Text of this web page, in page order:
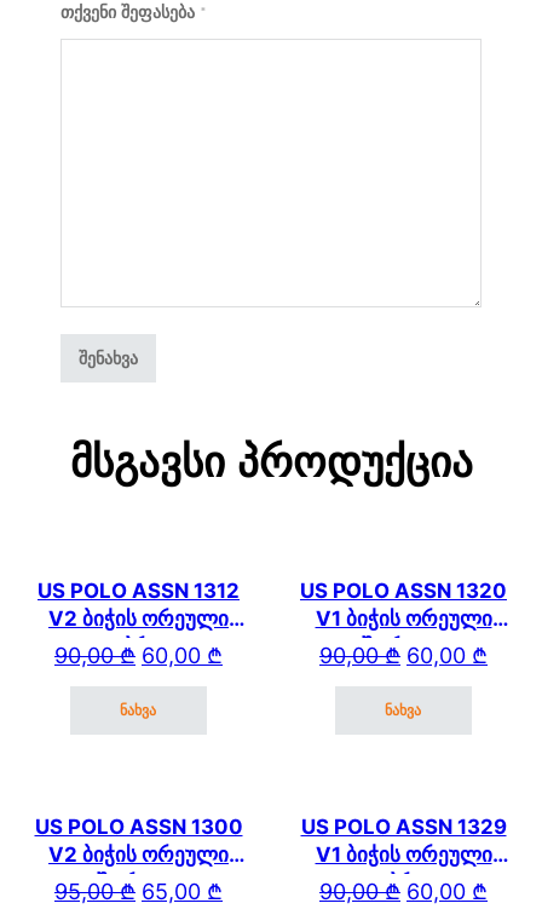
თქვენი შეფასება *
Მსგავსი Პროდუქცია
US POLO ASSN 1312
V2 ბიჭის ორეული
კაპრით
90,00₾ Original price was: 90,00 ₾.
60,00 ₾
Current price is: 60,00 ₾.
ნახვა
US POLO ASSN 1320
V1 ბიჭის ორეული
შორტით
90,00₾ Original price
60,00 ₾
Current price is:
ნახვა
US POLO ASSN 1300
V2 ბიჭის ორეული
შორტით
95,00₾ Original price was: 95,00 ₾.
65,00 ₾
Current price is: 65,00 ₾.
US POLO ASSN 1329
V1 ბიჭის ორეული
კაპრით
90,00₾ Original price
60,00 ₾
Current price is: